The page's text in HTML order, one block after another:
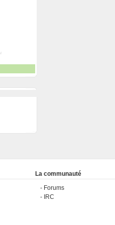
La communauté
Forums
IRC